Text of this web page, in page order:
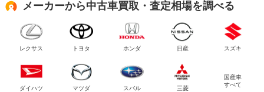
メーカーから中古車買取・査定相場を調べる
レクサス トヨタ ホンダ 日産 スズキ
ダイハツ マツダ スバル 三菱
国産車
すべて